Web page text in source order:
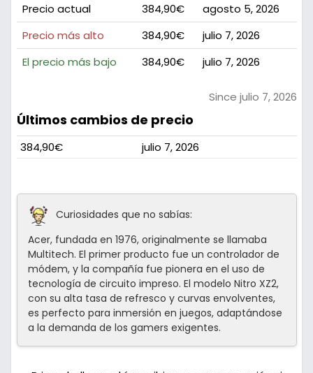
Precio actual 384,90€
agosto 5, 2026
Precio más alto
384,90€
julio 7, 2026
El precio más bajo
384,90€ julio 7, 2026
Since julio 7, 2026
Últimos cambios de precio
384,90€ julio 7, 2026
Curiosidades que no sabías:
Acer, fundada en 1976, originalmente se llamaba
Multitech. El primer producto fue un controlador de
módem, y la compañía fue pionera en el uso de
tecnología de circuito impreso. El modelo Nitro XZ2,
con su alta tasa de refresco y curvas envolventes,
es perfecto para inmersión en juegos, adaptándose
a la demanda de los gamers exigentes.